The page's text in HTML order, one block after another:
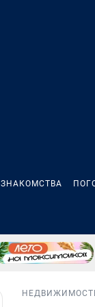
ЗНАКОМСТВА